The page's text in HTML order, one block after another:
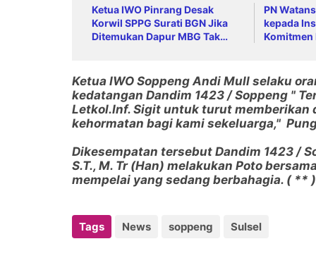
Ketua IWO Pinrang Desak
Korwil SPPG Surati BGN Jika
Ditemukan Dapur MBG Tak
PN
kepada
Komitmen
Ketua IWO Soppeng Andi Mull selaku
kedatangan Dandim 1423 / Soppeng "
Letkol.Inf. Sigit untuk turut memberikan
kehormatan bagi kami sekeluarga,"
Dikesempatan tersebut Dandim 1423 /
S.T., M. Tr (Han) melakukan Poto
mempelai yang sedang berbahagia. ( **
Tags News soppeng Sulsel